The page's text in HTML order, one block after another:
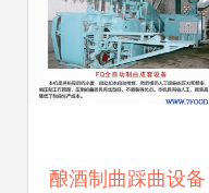
酿酒制曲踩曲设备